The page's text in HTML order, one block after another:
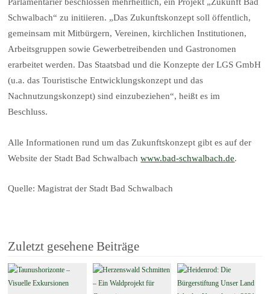
Parlamentarier beschlossen mehrheitlich, ein Projekt „Zukunft Bad
Schwalbach“ zu initiieren. „Das Zukunftskonzept soll öffentlich,
gemeinsam mit Mitbürgern, Vereinen, kirchlichen Institutionen,
Arbeitsgruppen sowie Gewerbetreibenden und Gastronomen
erarbeitet werden. Das Staatsbad und die Konzepte der LGS GmbH
(u.a. das Touristische Entwicklungskonzept und das
Nachnutzungskonzept) sind einzubeziehen“, heißt es im
Beschluss.
Alle Informationen rund um das Zukunftskonzept gibt es auf der
Website der Stadt Bad Schwalbachwww.bad-schwalbach.de.
Quelle: Magistrat der Stadt Bad Schwalbach
Zuletzt gesehene Beiträge